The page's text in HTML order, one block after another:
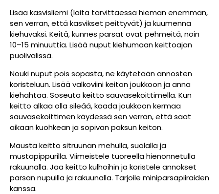
Lisää kasvisliemi (laita tarvittaessa hieman enemmän,
sen verran, että kasvikset peittyvät) ja kuumenna
kiehuvaksi. Keitä, kunnes parsat ovat pehmeitä, noin
10–15 minuuttia. Lisää nuput kiehumaan keittoajan
puolivälissä.
Nouki nuput pois sopasta, ne käytetään annosten
koristeluun. Lisää valkoviini keiton joukkoon ja anna
kiehahtaa. Soseuta keitto sauvasekoittimella. Kun
keitto alkaa olla sileää, kaada joukkoon kermaa
sauvasekoittimen käydessä sen verran, että saat
aikaan kuohkean ja sopivan paksun keiton.
Mausta keitto sitruunan mehulla, suolalla ja
mustapippurilla. Viimeistele tuoreella hienonnetulla
rakuunalla. Jaa keitto kulhoihin ja koristele annokset
parsan nupuilla ja rakuunalla. Tarjoile miniparsapiiraiden
kanssa.